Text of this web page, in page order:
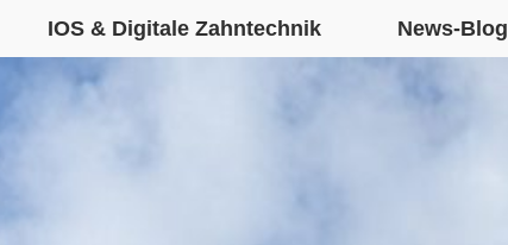
IOS & Digitale Zahntechnik News-Blog